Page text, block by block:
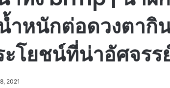
ำหนักต่อดวงตา
โยชน์ที่น่าอัศจรร
2021